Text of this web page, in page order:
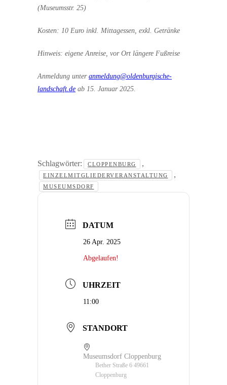
(Museumsstr. 25)
Kosten: 10 Euro inkl. Mittagessen, exkl. Getränke
Hinweis: eigene Anreise, vor Ort längere Fußreise
Anmeldung unter anmeldung@oldenburgische-
landschaft.de ab 15. Januar 2025.
Schlagwörter: CLOPPENBURG ,
EINZELMITGLIEDERVERANSTALTUNG ,
MUSEUMSDORF
DATUM
26 Apr. 2025
Abgelaufen!
UHRZEIT
11:00
STANDORT
Museumsdorf Cloppenburg
Bether Straße 6 49661
Cloppenburg